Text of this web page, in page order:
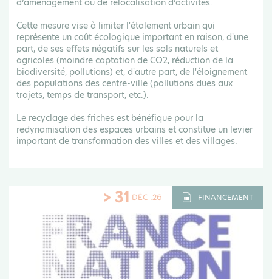
Cette mesure vise à limiter l'étalement urbain qui
représente un coût écologique important en raison, d'une
part, de ses effets négatifs sur les sols naturels et
agricoles (moindre captation de CO2, réduction de la
biodiversité, pollutions) et, d'autre part, de l'éloignement
des populations des centre-ville (pollutions dues aux
trajets, temps de transport, etc.).
Le recyclage des friches est bénéfique pour la
redynamisation des espaces urbains et constitue un levier
important de transformation des villes et des villages.
> 31 DÉC .26 FINANCEMENT